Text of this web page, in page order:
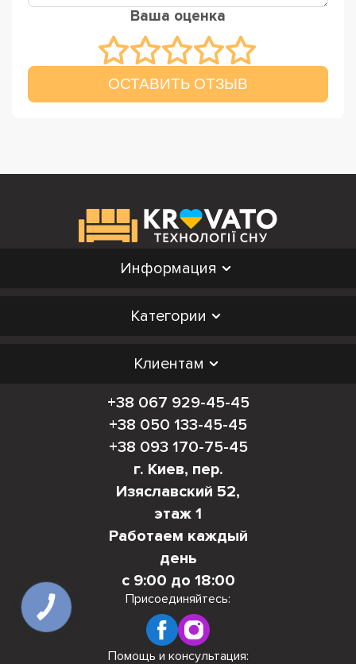
Ваша оценка
ОСТАВИТЬ ОТЗЫВ
Информация
Категории
Клиентам
+38 067 929-45-45
+38 050 133-45-45
+38 093 170-75-45
г. Киев, пер.
Изяславский 52,
этаж 1
Работаем каждый
день
с 9:00 до 18:00
Присоединяйтесь:
Помощь и консультация:
КНОПКА
СВЯЗИ